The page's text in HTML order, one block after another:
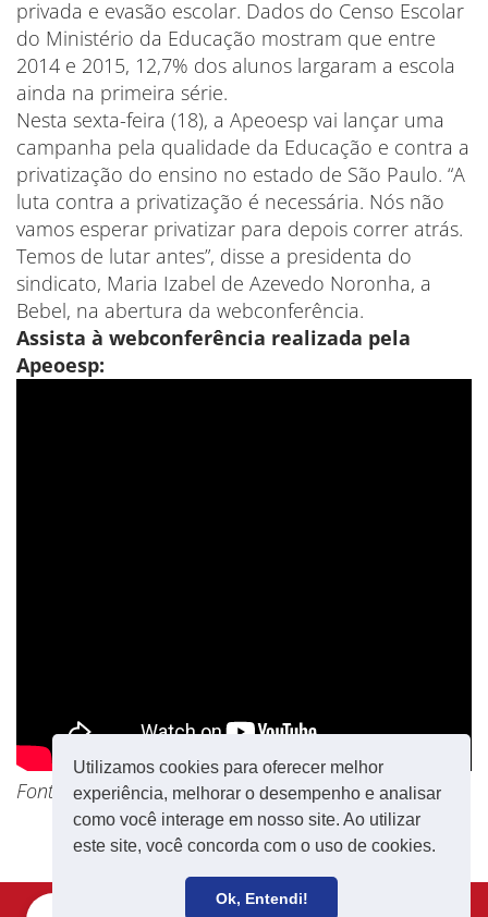
Utilizamos cookies para oferecer melhor
experiência, melhorar o desempenho e analisar
como você interage em nosso site. Ao utilizar
este site, você concorda com o uso de cookies.
Ok, Entendi!
privada e evasão escolar. Dados do Censo Escolar
do Ministério da Educação mostram que entre
2014 e 2015, 12,7% dos alunos largaram a escola
ainda na primeira série.
Nesta sexta-feira (18), a Apeoesp vai lançar uma
campanha pela qualidade da Educação e contra a
privatização do ensino no estado de São Paulo. “A
luta contra a privatização é necessária. Nós não
vamos esperar privatizar para depois correr atrás.
Temos de lutar antes”, disse a presidenta do
sindicato, Maria Izabel de Azevedo Noronha, a
Bebel, na abertura da webconferência.
Assista à webconferência realizada pela
Apeoesp:
Fonte: Rede Brasil Atual